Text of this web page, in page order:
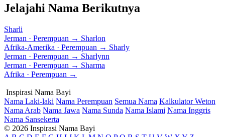
Jelajahi Nama Berikutnya
Sharli
Jerman · Perempuan → Sharlon
Afrika-Amerika · Perempuan → Sharly
Jerman · Perempuan → Sharlynn
Jerman · Perempuan → Sharma
Afrika · Perempuan →
Inspirasi Nama Bayi
Nama Laki-laki Nama Perempuan Semua Nama Kalkulator Weton
Nama Arab Nama Jawa Nama Sunda Nama Islami Nama Inggris
Nama Sansekerta
© 2026 Inspirasi Nama Bayi